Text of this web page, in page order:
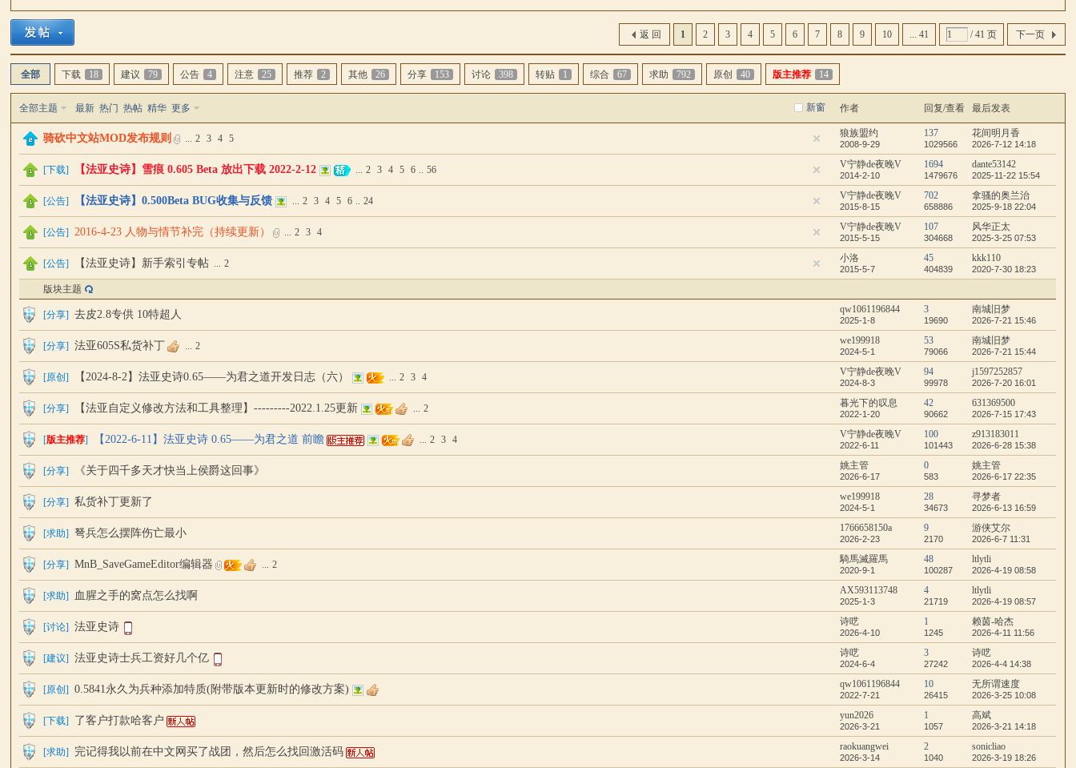
杀
中
1 2 3 4 5 6 7 8 9 10 ... 41 / 41 页 下一页
返 回
全部 下载 18 建议 79 公告 4 注意 25 推荐 2 其他 26 分享 153 讨论 398 转贴 1 综合 67 求助 792 原创 40 版主推荐 14
新窗
全部主题 最新 热门 热帖 精华 更多 作者 回复/查看 最后发表
骑砍中文站MOD发布规则 ... 2 3 4 5 狼族盟约
2008-9-29
137
1029566
花间明月香
2026-7-12 14:18
[下载] 【法亚史诗】雪痕 0.605 Beta 放出下载 2022-2-12 ... 2 3 4 5 6 .. 56 V宁静de夜晚V
2014-2-10
1694
1479676
dante53142
2025-11-22 15:54
[公告] 【法亚史诗】0.500Beta BUG收集与反馈 ... 2 3 4 5 6 .. 24 V宁静de夜晚V
2015-8-15
702
658886
拿骚的奥兰治
2025-9-18 22:04
[公告] 2016-4-23 人物与情节补完（持续更新） ... 2 3 4 V宁静de夜晚V
2015-5-15
107
304668
风华正太
2025-3-25 07:53
[公告] 【法亚史诗】新手索引专帖 ... 2 小洛
2015-5-7
45
404839
kkk110
2020-7-30 18:23
版块主题
[分享] 去皮2.8专供 10特超人 qw1061196844
2025-1-8
3
19690
南城旧梦
2026-7-21 15:46
[分享] 法亚605S私货补丁 ... 2 we199918
2024-5-1
53
79066
南城旧梦
2026-7-21 15:44
[原创] 【2024-8-2】法亚史诗0.65——为君之道开发日志（六） ... 2 3 4 V宁静de夜晚V
2024-8-3
94
99978
j1597252857
2026-7-20 16:01
[分享] 【法亚自定义修改方法和工具整理】---------2022.1.25更新 ... 2 暮光下的叹息
2022-1-20
42
90662
631369500
2026-7-15 17:43
[版主推荐] 【2022-6-11】法亚史诗 0.65——为君之道 前瞻 ... 2 3 4 V宁静de夜晚V
2022-6-11
100
101443
z913183011
2026-6-28 15:38
[分享] 《关于四千多天才快当上侯爵这回事》 姚主管
2026-6-17
0
583
姚主管
2026-6-17 22:35
[分享] 私货补丁更新了 we199918
2024-5-1
28
34673
寻梦者
2026-6-13 16:59
[求助] 弩兵怎么摆阵伤亡最小 1766658150a
2026-2-23
9
2170
游侠艾尔
2026-6-7 11:31
[分享] MnB_SaveGameEditor编辑器 ... 2 騎馬滅羅馬
2020-9-1
48
100287
ltlytli
2026-4-19 08:58
[求助] 血腥之手的窝点怎么找啊 AX593113748
2025-1-3
4
21719
ltlytli
2026-4-19 08:57
[讨论] 法亚史诗 诗呓
2026-4-10
1
1245
赖茵-哈杰
2026-4-11 11:56
[建议] 法亚史诗士兵工资好几个亿 诗呓
2024-6-4
3
27242
诗呓
2026-4-4 14:38
[原创] 0.5841永久为兵种添加特质(附带版本更新时的修改方案) qw1061196844
2022-7-21
10
26415
无所谓速度
2026-3-25 10:08
[下载] 了客户打款哈客户 yun2026
2026-3-21
1
1057
高斌
2026-3-21 14:18
[求助] 完记得我以前在中文网买了战团，然后怎么找回激活码 raokuangwei
2026-3-14
2
1040
sonicliao
2026-3-19 18:26